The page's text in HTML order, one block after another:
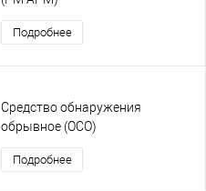
Подробнее
Средство обнаружения
обрывное (ОСО)
Подробнее